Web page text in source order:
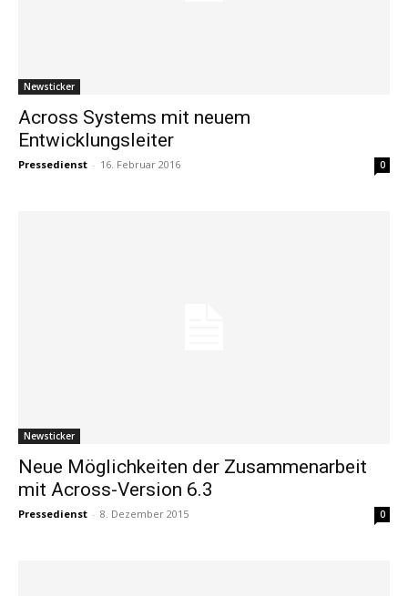
Newsticker
Across Systems mit neuem
Entwicklungsleiter
Pressedienst - 16. Februar 2016 0
Newsticker
Neue Möglichkeiten der Zusammenarbeit
mit Across-Version 6.3
Pressedienst - 8. Dezember 2015 0